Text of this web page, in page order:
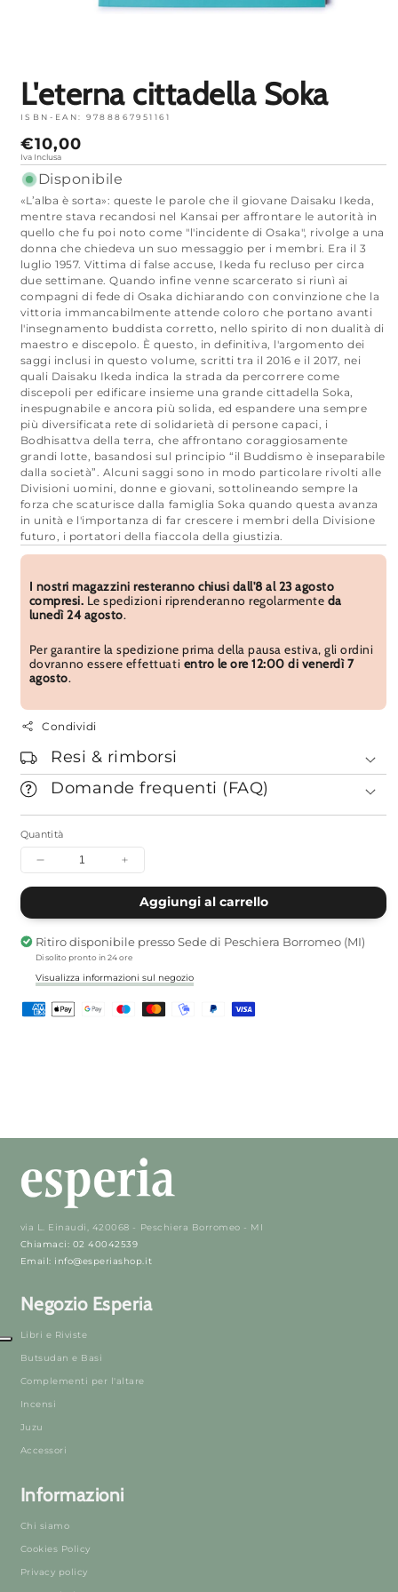
L'eterna cittadella Soka
ISBN-EAN: 9788867951161
Prezzo
normale
€10,00
Iva Inclusa
Disponibile
«L’alba è sorta»: queste le parole che il giovane Daisaku Ikeda,
mentre stava recandosi nel Kansai per affrontare le autorità in
quello che fu poi noto come "l'incidente di Osaka", rivolge a una
donna che chiedeva un suo messaggio per i membri. Era il 3
luglio 1957. Vittima di false accuse, Ikeda fu recluso per circa
due settimane. Quando infine venne scarcerato si riunì ai
compagni di fede di Osaka dichiarando con convinzione che la
vittoria immancabilmente attende coloro che portano avanti
l'insegnamento buddista corretto, nello spirito di non dualità di
maestro e discepolo. È questo, in definitiva, l'argomento dei
saggi inclusi in questo volume, scritti tra il 2016 e il 2017, nei
quali Daisaku Ikeda indica la strada da percorrere come
discepoli per edificare insieme una grande cittadella Soka,
inespugnabile e ancora più solida, ed espandere una sempre
più diversificata rete di solidarietà di persone capaci, i
Bodhisattva della terra, che affrontano coraggiosamente
grandi lotte, basandosi sul principio “il Buddismo è inseparabile
dalla società”. Alcuni saggi sono in modo particolare rivolti alle
Divisioni uomini, donne e giovani, sottolineando sempre la
forza che scaturisce dalla famiglia Soka quando questa avanza
in unità e l'importanza di far crescere i membri della Divisione
futuro, i portatori della fiaccola della giustizia.
I nostri magazzini resteranno chiusi dall'8 al 23 agosto
compresi. Le spedizioni riprenderanno regolarmente da
lunedì 24 agosto.
Per garantire la spedizione prima della pausa estiva, gli ordini
dovranno essere effettuati entro le ore 12:00 di venerdì 7
agosto.
Condividi
Resi & rimborsi
Domande frequenti (FAQ)
Quantità
Diminuisci
Soka
Aumenta
per
Soka
Aggiungi al carrello
Ritiro disponibile presso Sede di Peschiera Borromeo (MI)
Di solito pronto in 24 ore
Visualizza informazioni sul negozio
via L. Einaudi, 420068 - Peschiera Borromeo - MI
Chiamaci: 02 40042539
Email: info@esperiashop.it
Negozio Esperia
Libri e Riviste
Butsudan e Basi
Complementi per l'altare
Incensi
Juzu
Accessori
Informazioni
Chi siamo
Cookies Policy
Privacy policy